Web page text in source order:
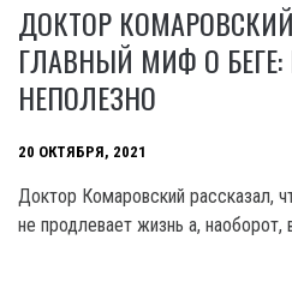
ДОКТОР
ГЛАВНЫЙ МИФ О
НЕПОЛЕЗНО
20 ОКТЯБРЯ, 2021
Доктор Комаровский рассказал,
не продлевает жизнь а, наоборот,